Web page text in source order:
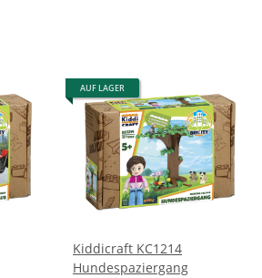
AUF LAGER
Kiddicraft KC1214
Hundespaziergang